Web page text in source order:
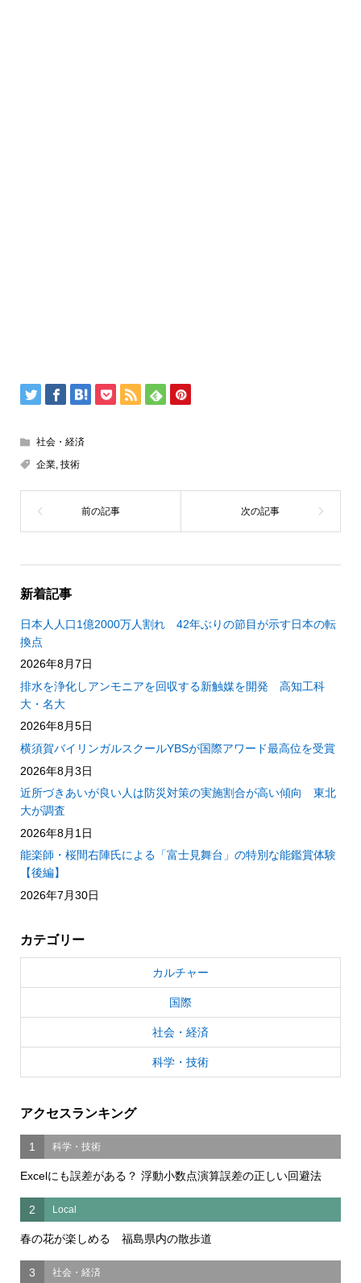
社会・経済
企業, 技術
新着記事
日本人人口1億2000万人割れ 42年ぶりの節目が示す日本の転
換点
2026年8月7日
排水を浄化しアンモニアを回収する新触媒を開発 高知工科
大・名大
2026年8月5日
横須賀バイリンガルスクールYBSが国際アワード最高位を受賞
2026年8月3日
近所づきあいが良い人は防災対策の実施割合が高い傾向 東北
大が調査
2026年8月1日
能楽師・桜間右陣氏による「富士見舞台」の特別な能鑑賞体験
【後編】
2026年7月30日
カテゴリー
カルチャー
国際
社会・経済
科学・技術
アクセスランキング
1 科学・技術
Excelにも誤差がある？ 浮動小数点演算誤差の正しい回避法
2 Local
春の花が楽しめる 福島県内の散歩道
3 社会・経済